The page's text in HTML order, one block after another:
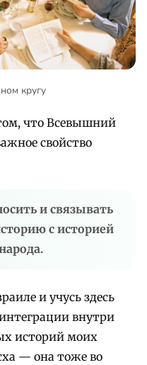
кругу
что Всевышний
свойство
и связывать
с историей
и учусь здесь
внутри
историй моих
— она тоже во